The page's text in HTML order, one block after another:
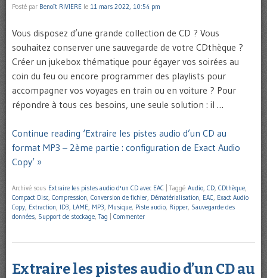
Posté par Benoît RIVIERE le 11 mars 2022, 10:54 pm
Vous disposez d’une grande collection de CD ? Vous
souhaitez conserver une sauvegarde de votre CDthèque ?
Créer un jukebox thématique pour égayer vos soirées au
coin du feu ou encore programmer des playlists pour
accompagner vos voyages en train ou en voiture ? Pour
répondre à tous ces besoins, une seule solution : il …
Continue reading ‘Extraire les pistes audio d’un CD au
format MP3 – 2ème partie : configuration de Exact Audio
Copy’ »
Archivé sous Extraire les pistes audio d'un CD avec EAC Taggé Audio, CD, CDthèque,
Compact Disc, Compression, Conversion de fichier, Dématérialisation, EAC, Exact Audio
Copy, Extraction, ID3, LAME, MP3, Musique, Piste audio, Ripper, Sauvegarde des
données, Support de stockage, Tag Commenter
Extraire les pistes audio d’un CD au